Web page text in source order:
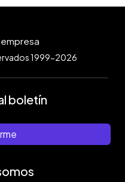
1999-2026
boletín